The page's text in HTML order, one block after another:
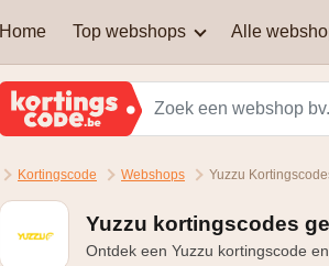
Home Top webshops
AEG
Martin's Hotels
Samsung Smeg
Alle
Welke soort kortingscodes
zijn er?
Waar
Kan je een kortingscode
combineren om nog extra
korting te krijgen?
Hoe
Kortingscode Webshops Yuzzu
Yuzzu kortingscodes
Ontdek een Yuzzu kortingscode